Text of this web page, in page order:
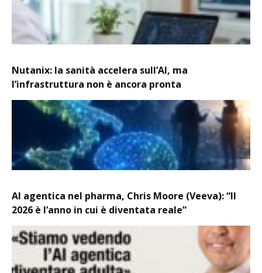
Nutanix: la sanità accelera sull’AI, ma
l’infrastruttura non è ancora pronta
AI agentica nel pharma, Chris Moore (Veeva): “Il
2026 è l’anno in cui è diventata reale”